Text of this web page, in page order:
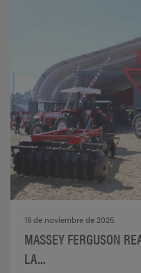
19 de noviembre de 2025
MASSEY FERGUSON
LA...